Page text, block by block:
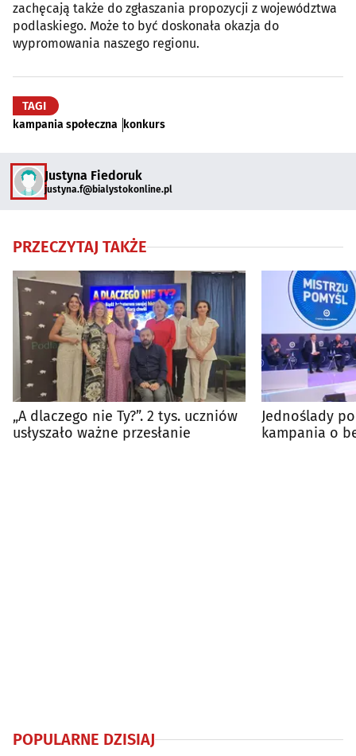
zachęcają także do zgłaszania propozycji z województwa
podlaskiego. Może to być doskonała okazja do
wypromowania naszego regionu.
TAGI
kampania społeczna konkurs
Justyna Fiedoruk
justyna.f@bialystokonline.pl
PRZECZYTAJ TAKŻE
„A dlaczego nie Ty?”. 2 tys. uczniów
usłyszało ważne przesłanie
Jednoślady
kampania o
POPULARNE DZISIAJ